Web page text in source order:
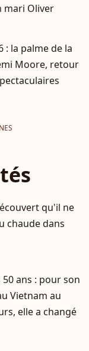
mari Oliver
: la palme de la
Moore, retour
qu'il ne
chaude dans
ans : pour son
Vietnam au
elle a changé